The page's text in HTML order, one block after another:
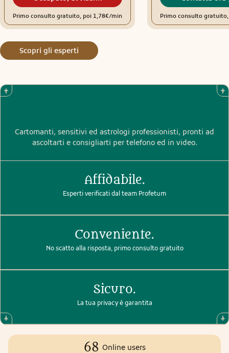
Primo consulto gratuito, poi 1,78€/min Primo consulto
Scopri gli esperti
Cartomanti, sensitivi ed astrologi professionisti, pronti ad
ascoltarti e consigliarti per telefono ed in video.
Affidabile.
Esperti verificati dal team Profetum
Conveniente.
No scatto alla risposta, primo consulto gratuito
Sicuro.
La tua privacy è garantita
68 Online users